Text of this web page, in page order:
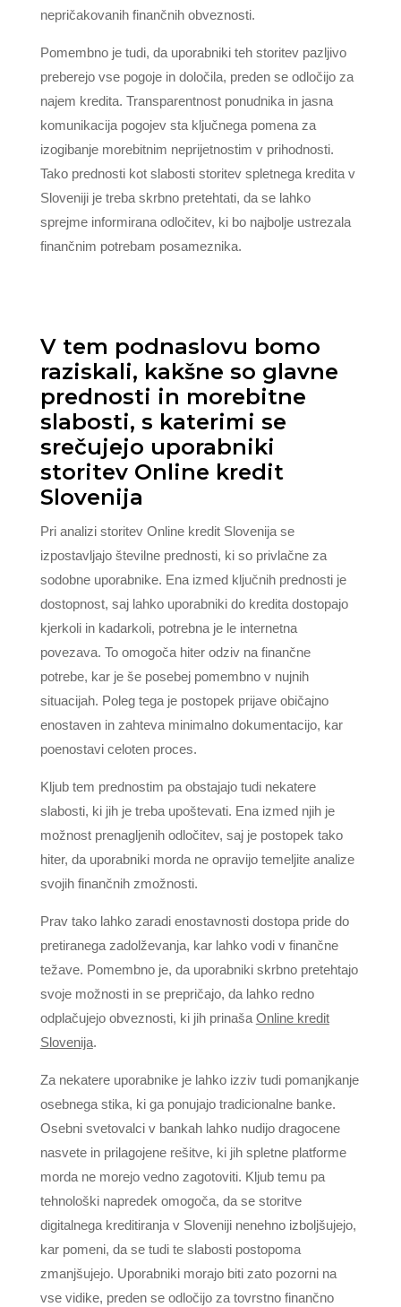
nepričakovanih finančnih obveznosti.
Pomembno je tudi, da uporabniki teh storitev pazljivo
preberejo vse pogoje in določila, preden se odločijo za
najem kredita. Transparentnost ponudnika in jasna
komunikacija pogojev sta ključnega pomena za
izogibanje morebitnim neprijetnostim v prihodnosti.
Tako prednosti kot slabosti storitev spletnega kredita v
Sloveniji je treba skrbno pretehtati, da se lahko
sprejme informirana odločitev, ki bo najbolje ustrezala
finančnim potrebam posameznika.
V tem podnaslovu bomo
raziskali, kakšne so glavne
prednosti in morebitne
slabosti, s katerimi se
srečujejo uporabniki
storitev Online kredit
Slovenija
Pri analizi storitev Online kredit Slovenija se
izpostavljajo številne prednosti, ki so privlačne za
sodobne uporabnike. Ena izmed ključnih prednosti je
dostopnost, saj lahko uporabniki do kredita dostopajo
kjerkoli in kadarkoli, potrebna je le internetna
povezava. To omogoča hiter odziv na finančne
potrebe, kar je še posebej pomembno v nujnih
situacijah. Poleg tega je postopek prijave običajno
enostaven in zahteva minimalno dokumentacijo, kar
poenostavi celoten proces.
Kljub tem prednostim pa obstajajo tudi nekatere
slabosti, ki jih je treba upoštevati. Ena izmed njih je
možnost prenagljenih odločitev, saj je postopek tako
hiter, da uporabniki morda ne opravijo temeljite analize
svojih finančnih zmožnosti.
Prav tako lahko zaradi enostavnosti dostopa pride do
pretiranega zadolževanja, kar lahko vodi v finančne
težave. Pomembno je, da uporabniki skrbno pretehtajo
svoje možnosti in se prepričajo, da lahko redno
odplačujejo obveznosti, ki jih prinaša Online kredit
Slovenija.
Za nekatere uporabnike je lahko izziv tudi pomanjkanje
osebnega stika, ki ga ponujajo tradicionalne banke.
Osebni svetovalci v bankah lahko nudijo dragocene
nasvete in prilagojene rešitve, ki jih spletne platforme
morda ne morejo vedno zagotoviti. Kljub temu pa
tehnološki napredek omogoča, da se storitve
digitalnega kreditiranja v Sloveniji nenehno izboljšujejo,
kar pomeni, da se tudi te slabosti postopoma
zmanjšujejo. Uporabniki morajo biti zato pozorni na
vse vidike, preden se odločijo za tovrstno finančno